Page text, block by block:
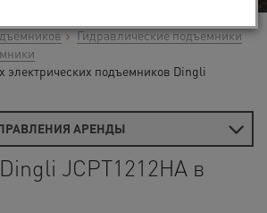
Гидравлические подъемники
подъемников Dingli
АРЕНДЫ
JCPT1212HA в